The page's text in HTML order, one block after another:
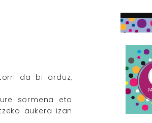
da bi orduz,
sormena eta
aukera izan